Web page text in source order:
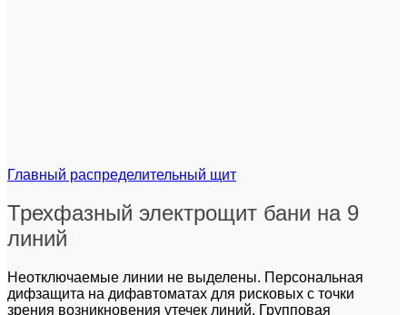
Главный распределительный щит
Трехфазный электрощит бани на 9
линий
Неотключаемые линии не выделены. Персональная
дифзащита на дифавтоматах для рисковых с точки
зрения возникновения утечек линий. Групповая